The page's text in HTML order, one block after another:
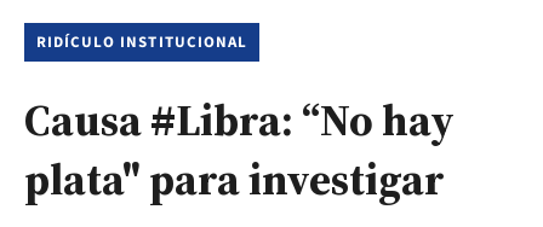
RIDÍCULO INSTITUCIONAL
Causa #Libra: “No hay
plata" para investigar